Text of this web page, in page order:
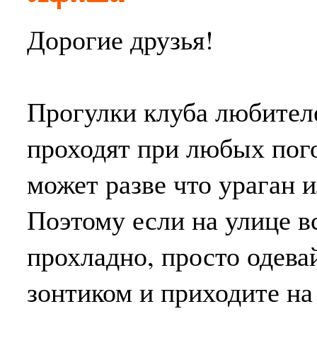
Дорогие друзья!
Прогулки клуба
проходят при любых
может разве что ураган
Поэтому если на улице
прохладно, просто
зонтиком и приходите